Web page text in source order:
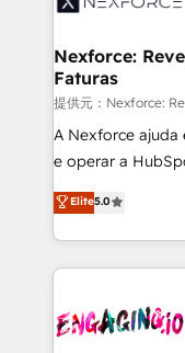
advanced optimization &
Healthcare:
workflows 💼
workflows; audit-
intake; pipeline
Commerce:
portfolio and
Manufacturing:
implementations where
Clients Choose
Nexforce:
Faturas
提供元：Nexforce:
A Nexforce
e operar a
previsibilidade de receita.
Operations
estruturar
dados e
operacional de
Elite5.0